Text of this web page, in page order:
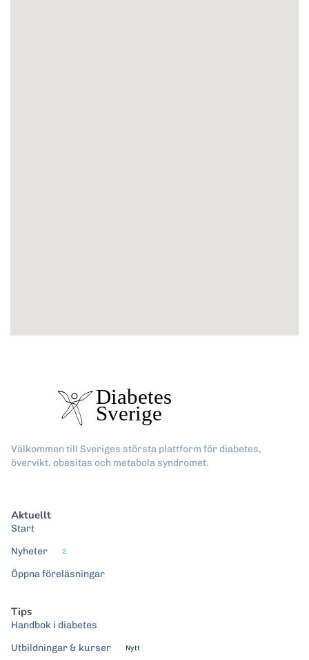
Välkommen till Sveriges största plattform för diabetes,
övervikt, obesitas och metabola syndromet.
Aktuellt
Start
Nyheter
2
Öppna föreläsningar
Tips
Handbok i diabetes
Utbildningar & kurser
Nytt